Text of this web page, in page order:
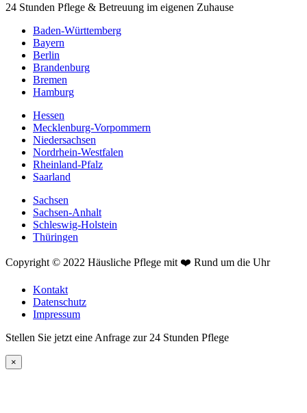
24 Stunden Pflege & Betreuung im eigenen Zuhause
Baden-Württemberg
Bayern
Berlin
Brandenburg
Bremen
Hamburg
Hessen
Mecklenburg-Vorpommern
Niedersachsen
Nordrhein-Westfalen
Rheinland-Pfalz
Saarland
Sachsen
Sachsen-Anhalt
Schleswig-Holstein
Thüringen
Copyright © 2022 Häusliche Pflege mit ❤️ Rund um die Uhr
Kontakt
Datenschutz
Impressum
Stellen Sie jetzt eine Anfrage zur 24 Stunden Pflege
×